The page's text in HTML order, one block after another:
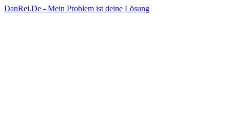
DanRei.De - Mein Problem ist deine Lösung